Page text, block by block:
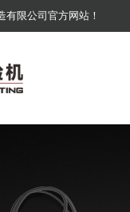
有限公司官方网站！